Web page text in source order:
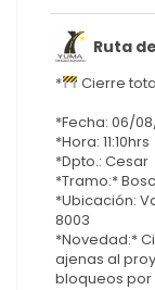
Ruta
* Cierre
*Fecha: 06/
*Hora: 11:10hrs
*Dpto.: Cesar
*Tramo:*
*Ubicación:
8003
*Novedad:*
ajenas al
bloqueos